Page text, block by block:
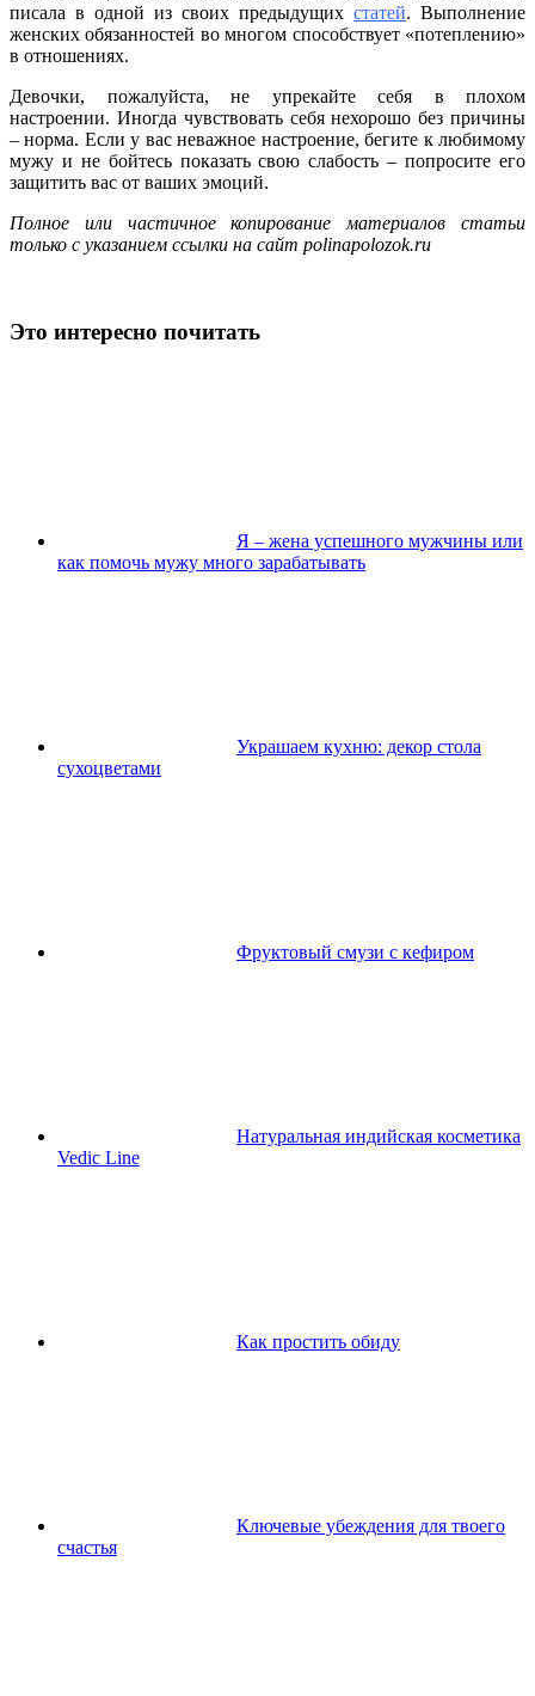
писала в одной из своих предыдущих статей. Выполнение
женских обязанностей во многом способствует «потеплению»
в отношениях.
Девочки, пожалуйста, не упрекайте себя в плохом
настроении. Иногда чувствовать себя нехорошо без причины
– норма. Если у вас неважное настроение, бегите к любимому
мужу и не бойтесь показать свою слабость – попросите его
защитить вас от ваших эмоций.
Полное или частичное копирование материалов статьи
только с указанием ссылки на сайт polinapolozok.ru
Это интересно почитать
Я – жена успешного мужчины или
как помочь мужу много зарабатывать
Украшаем кухню: декор стола
сухоцветами
Фруктовый смузи с кефиром
Натуральная индийская косметика
Vedic Line
Как простить обиду
Ключевые убеждения для твоего
счастья